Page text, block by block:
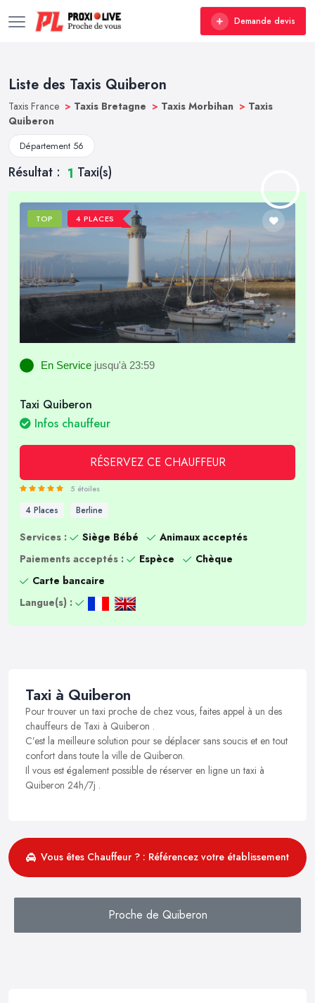
Demande devis
Liste des Taxis Quiberon
Taxis France > Taxis Bretagne > Taxis Morbihan > Taxis
Quiberon
Département 56
Résultat : 1 Taxi(s)
TOP 4 PLACES
En Service jusqu'à 23:59
Taxi Quiberon
Infos chauffeur
RÉSERVEZ CE CHAUFFEUR
5 étoiles
4 Places Berline
Services : Siège Bébé
Animaux acceptés
Paiements acceptés :
Espèce
Chèque
Carte bancaire
Langue(s) :
Taxi à Quiberon
Pour trouver un taxi proche de chez vous, faites appel à un des
chauffeurs de Taxi à Quiberon .
C’est la meilleure solution pour se déplacer sans soucis et en tout
confort dans toute la ville de Quiberon.
Il vous est également possible de réserver en ligne un taxi à
Quiberon 24h/7j .
Vous êtes Chauffeur ? : Référencez votre établissement
Proche de Quiberon